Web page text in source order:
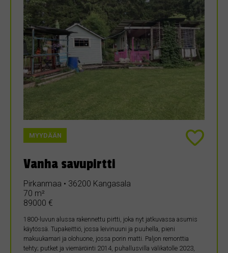
MYYDÄÄN
Vanha savupirtti
Pirkanmaa • 36200 Kangasala
70 m²
89000 €
1800-luvun alussa rakennettu pirtti, joka nyt jatkuvassa asumis
käytössä. Tupakeittiö, jossa leivinuuni ja puuhella, pieni
makuukamari ja olohuone, jossa porin matti. Paljon remonttia
tehty; putket ja viemäröinti 2014, puhallusvilla välikatolle 2023,